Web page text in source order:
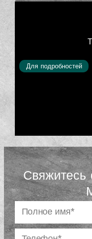
Для подробностей
Свяжитесь